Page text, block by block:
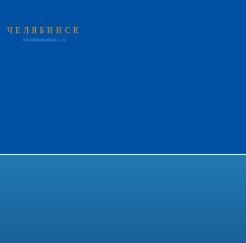
ЧЕЛЯБИНСК
УЛ. ЦИНКОВАЯ, 2-А